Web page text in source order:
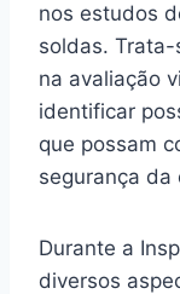
nos estudos
soldas.
na avaliação
identificar
que possam
segurança da
Durante a
diversos